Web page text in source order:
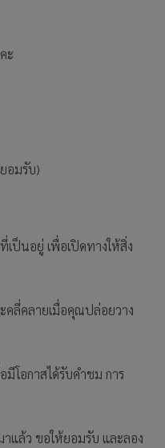
ะ
อมรับ)
ป็นอยู่ เพื่อเปิดทางให้สิ่ง
คลี่คลายเมื่อคุณปล่อยวาง
มีโอกาสได้รับคำชม การ
แล้ว ขอให้ยอมรับ และลอง